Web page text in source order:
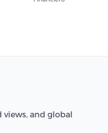
views, and global